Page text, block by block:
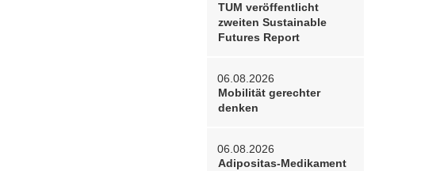
TUM veröffentlicht
zweiten Sustainable
Futures Report
06.08.2026
Mobilität gerechter
denken
06.08.2026
Adipositas-Medikament